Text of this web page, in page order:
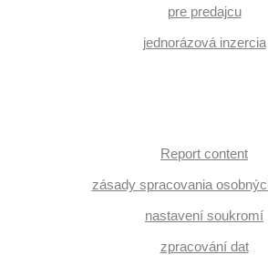
pre predajcu
jednorázová inzercia
Report content
zásady spracovania
nastavení soukromí
zpracování dat